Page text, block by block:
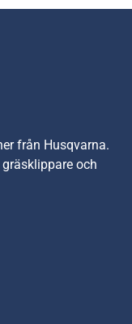
från Husqvarna.
och